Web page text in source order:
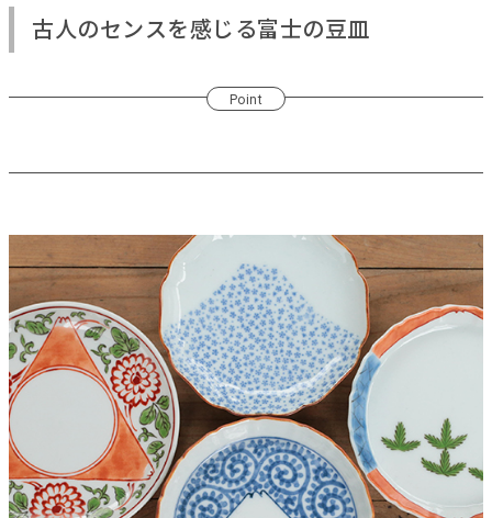
古人のセンスを感じる富士の豆皿
Point